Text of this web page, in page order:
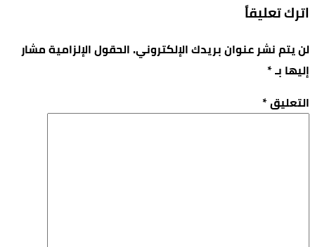
اترك تعليقاً
لن يتم نشر عنوان بريدك الإلكتروني.الحقول الإلزامية مشار
إليها بـ*
التعليق*